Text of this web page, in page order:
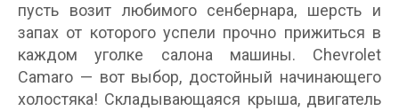
пусть возит любимого сенбернара, шерсть и
запах от которого успели прочно прижиться в
каждом уголке салона машины. Chevrolet
Camaro — вот выбор, достойный начинающего
холостяка! Складывающаяся крыша, двигатель